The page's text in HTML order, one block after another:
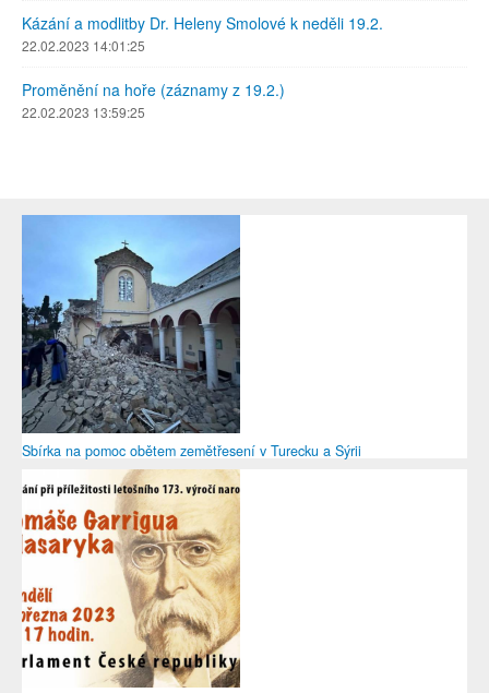
Kázání a modlitby Dr. Heleny Smolové k neděli 19.2.
22.02.2023 14:01:25
Proměnění na hoře (záznamy z 19.2.)
22.02.2023 13:59:25
Sbírka na pomoc obětem zemětřesení v Turecku a Sýrii